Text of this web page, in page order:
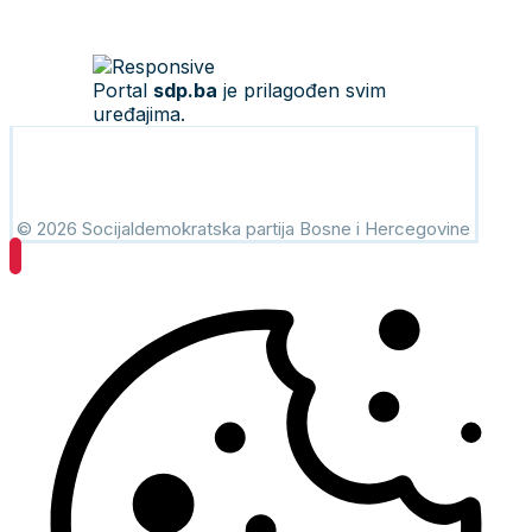
Portal sdp.ba je prilagođen svim
uređajima.
© 2026 Socijaldemokratska partija Bosne i Hercegovine